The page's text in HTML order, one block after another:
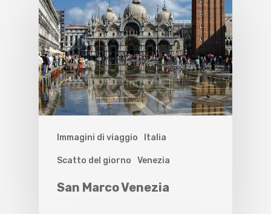
Immagini di viaggio Italia
Scatto del giorno Venezia
San Marco Venezia